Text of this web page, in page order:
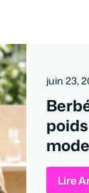
juin 23,
Lire